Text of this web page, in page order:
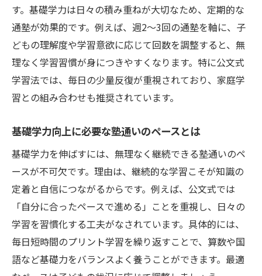
す。基礎学力は日々の積み重ねが大切なため、定期的な
通塾が効果的です。例えば、週2～3回の通塾を軸に、子
どもの理解度や学習意欲に応じて回数を調整すると、無
理なく学習習慣が身につきやすくなります。特に公文式
学習法では、毎日の少量反復が重視されており、家庭学
習との組み合わせも推奨されています。
基礎学力向上に必要な塾通いのペースとは
基礎学力を伸ばすには、無理なく継続できる塾通いのペ
ースが不可欠です。理由は、継続的な学習こそが知識の
定着と自信につながるからです。例えば、公文式では
「自分に合ったペースで進める」ことを重視し、日々の
学習を習慣化する工夫がなされています。具体的には、
毎日短時間のプリント学習を繰り返すことで、算数や国
語など基礎力をバランスよく養うことができます。最適